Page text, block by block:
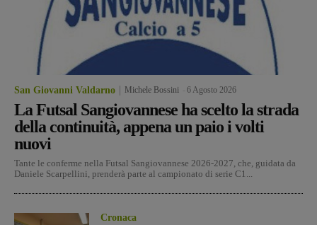
San Giovanni Valdarno Michele Bossini 6 Agosto 2026
La Futsal Sangiovannese ha scelto la strada
della continuità, appena un paio i volti
nuovi
Tante le conferme nella Futsal Sangiovannese 2026-2027, che, guidata da
Daniele Scarpellini, prenderà parte al campionato di serie C1...
Cronaca